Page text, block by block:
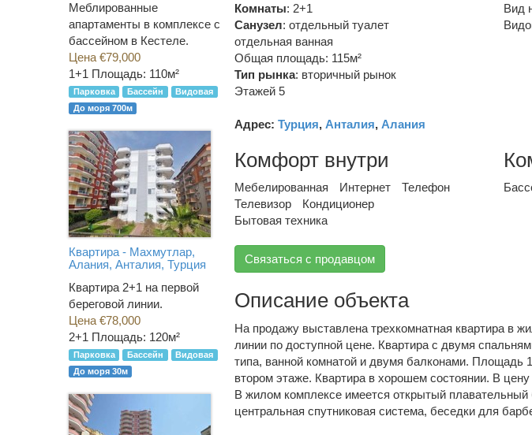
Комнаты: 2+1
Санузел: отдельный туалет
отдельная ванная
Общая площадь: 115м²
Тип рынка: вторичный рынок
Этажей 5
Адрес: Турция, Анталия, Алания
Вид
Комфорт внутри
Мебелированная Интернет
Телефон
Телевизор
Кондиционер
Бытовая техника
Связаться с продавцом
Описание объекта
На продажу выставлена трехкомнатная квартира в
линии по доступной цене. Квартира с двумя
типа, ванной комнатой и двумя балконами. Площадь
втором этаже. Квартира в хорошем состоянии. В
В жилом комплексе имеется открытый плавательный
центральная спутниковая система, беседки для
Меблированные
апартаменты в комплексе с
бассейном в Кестеле.
Цена €79,000
1+1 Площадь: 110м²
Парковка Бассейн
Видовая
До моря 700м
Квартира - Махмутлар,
Алания, Анталия, Турция
Квартира 2+1 на первой
береговой линии.
Цена €78,000
2+1 Площадь: 120м²
Парковка Бассейн
Видовая
До моря 30м